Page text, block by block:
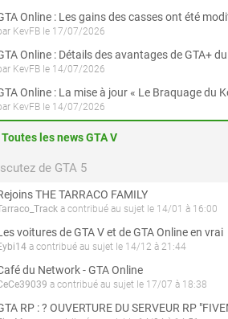
KevFB le 17/07/2026
KevFB le 14/07/2026
KevFB le 14/07/2026
Toutes les news GTA V
de GTA 5
THE TARRACO FAMILY
a contribué au sujet le 14/01 à 16:00
voitures de GTA V et de GTA Online en vrai
a contribué au sujet le 14/12 à 21:44
du Network - GTA Online
a contribué au sujet le 17/07 à 18:38